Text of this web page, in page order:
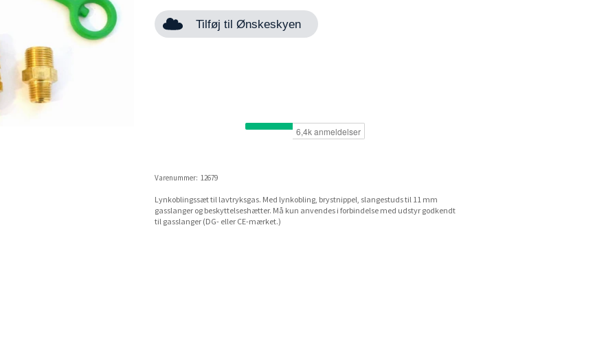
Tilføj til Ønskeskyen
Varenummer: 12679
Lynkoblingssæt til lavtryksgas. Med lynkobling, brystnippel, slangestuds til 11 mm
gasslanger og beskyttelseshætter. Må kun anvendes i forbindelse med udstyr godkendt
til gasslanger (DG- eller CE-mærket.)